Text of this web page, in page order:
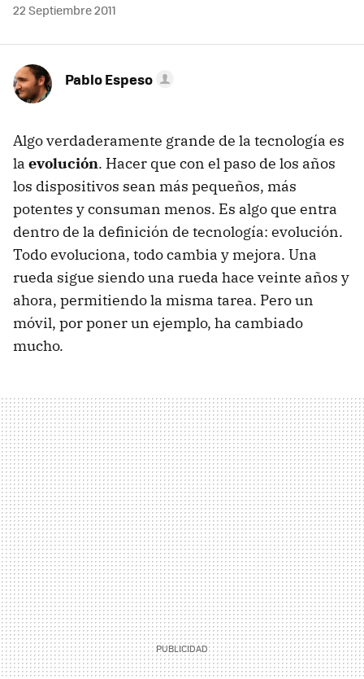
22 Septiembre 2011
Pablo Espeso
Algo verdaderamente grande de la tecnología es
la evolución. Hacer que con el paso de los años
los dispositivos sean más pequeños, más
potentes y consuman menos. Es algo que entra
dentro de la definición de tecnología: evolución.
Todo evoluciona, todo cambia y mejora. Una
rueda sigue siendo una rueda hace veinte años y
ahora, permitiendo la misma tarea. Pero un
móvil, por poner un ejemplo, ha cambiado
mucho.